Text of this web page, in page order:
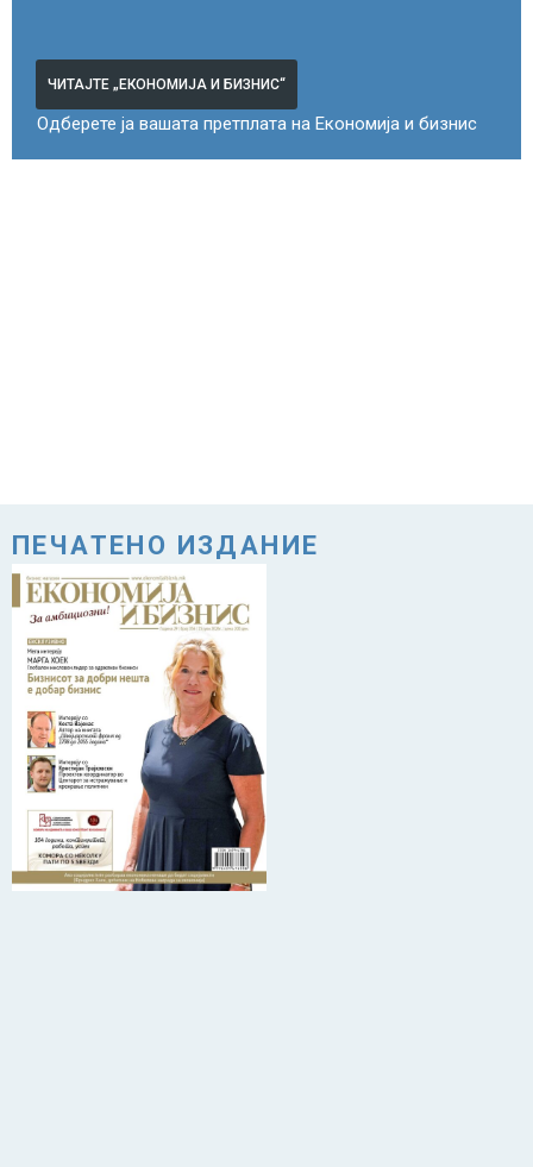
ЧИТАЈТЕ „ЕКОНОМИЈА И БИЗНИС“
Одберете ја вашата претплата на Економија и бизнис
ПЕЧАТЕНО ИЗДАНИЕ